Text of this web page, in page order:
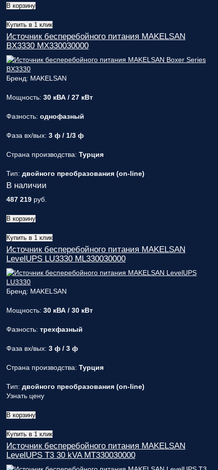
В корзину
Купить в 1 клик
Источник бесперебойного питания MAKELSAN
BX3330 MX330030000
Бренд: MAKELSAN
Мощность: 30 кВА / 27 кВт
Фазность: однофазный
Фаза вх/вых: 3 ф / 1/3 ф
Страна производства: Турция
Тип: двойного преобразования (on-line)
В наличии
487 219 руб.
В корзину
Купить в 1 клик
Источник бесперебойного питания MAKELSAN
LevelUPS LU3330 ML330030000
Бренд: MAKELSAN
Мощность: 30 кВА / 30 кВт
Фазность: трехфазный
Фаза вх/вых: 3 ф / 3 ф
Страна производства: Турция
Тип: двойного преобразования (on-line)
Узнать цену
В корзину
Купить в 1 клик
Источник бесперебойного питания MAKELSAN
LevelUPS T3 30 kVA MT330030000